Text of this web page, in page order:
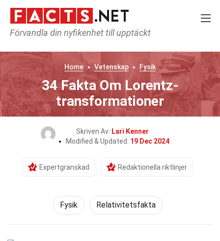
Förvandla din nyfikenhet till upptäckt
Home Vetenskap Fysik
34 Fakta Om Lorentz-
transformationer
Skriven Av: Lari Kenner
Modified & Updated: 19 Dec 2024
Expertgranskad Redaktionella riktlinjer
Fysik Relativitetsfakta